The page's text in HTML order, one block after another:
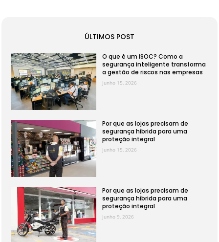
ÚLTIMOS POST
O que é um iSOC? Como a
segurança inteligente transforma
a gestão de riscos nas empresas
Junho 15, 2026
Por que as lojas precisam de
segurança híbrida para uma
proteção integral
Junho 15, 2026
Por que as lojas precisam de
segurança híbrida para uma
proteção integral
Junho 9, 2026